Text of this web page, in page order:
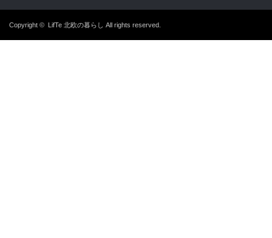
Copyright © LifTe 北欧の暮らし All rights reserved.